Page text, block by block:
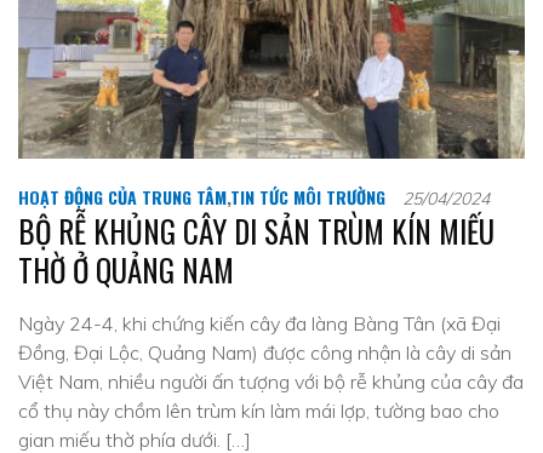
HOẠT ĐỘNG CỦA TRUNG TÂM,TIN TỨC MÔI TRƯỜNG 25/04/2024
BỘ RỄ KHỦNG CÂY DI SẢN TRÙM KÍN MIẾU
THỜ Ở QUẢNG NAM
Ngày 24-4, khi chứng kiến cây đa làng Bàng Tân (xã Đại
Đồng, Đại Lộc, Quảng Nam) được công nhận là cây di sản
Việt Nam, nhiều người ấn tượng với bộ rễ khủng của cây đa
cổ thụ này chồm lên trùm kín làm mái lợp, tường bao cho
gian miếu thờ phía dưới. […]